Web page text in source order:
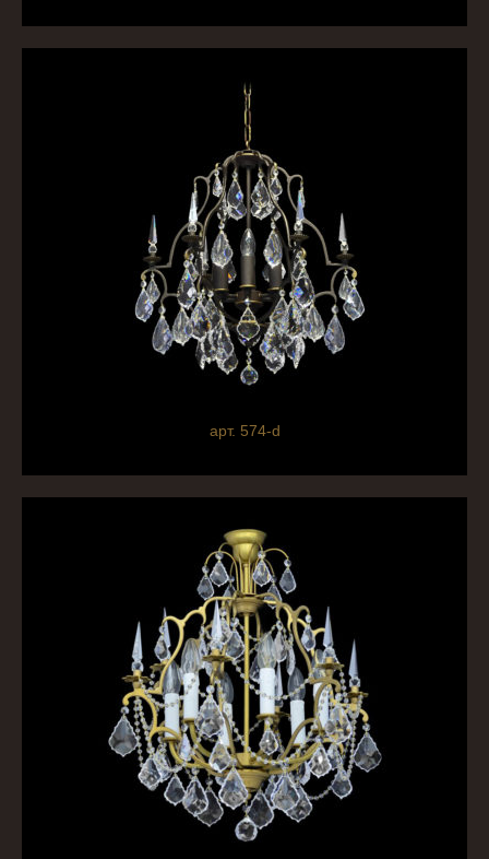
арт. 574-d